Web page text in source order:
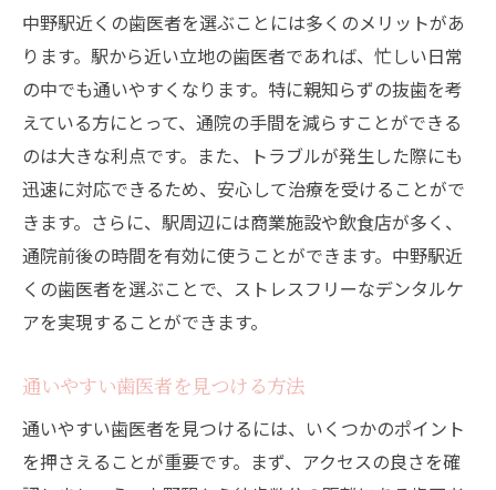
中野駅近くの歯医者を選ぶことには多くのメリットがあ
ります。駅から近い立地の歯医者であれば、忙しい日常
の中でも通いやすくなります。特に親知らずの抜歯を考
えている方にとって、通院の手間を減らすことができる
のは大きな利点です。また、トラブルが発生した際にも
迅速に対応できるため、安心して治療を受けることがで
きます。さらに、駅周辺には商業施設や飲食店が多く、
通院前後の時間を有効に使うことができます。中野駅近
くの歯医者を選ぶことで、ストレスフリーなデンタルケ
アを実現することができます。
通いやすい歯医者を見つける方法
通いやすい歯医者を見つけるには、いくつかのポイント
を押さえることが重要です。まず、アクセスの良さを確